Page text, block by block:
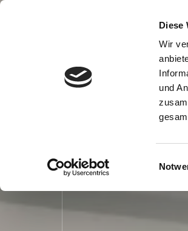
Diese
Wir
und
Zum Hauptinhalt springen
Zum Seitenfuß springen